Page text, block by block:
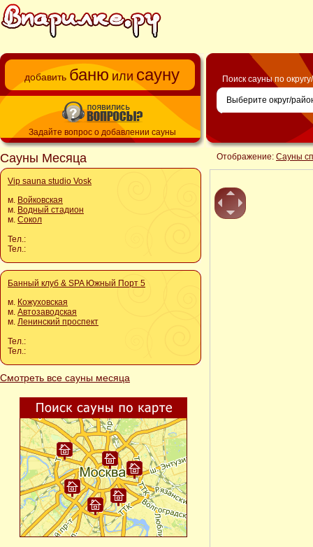
добавить баню или сауну
Задайте вопрос о добавлении сауны
Сауны Месяца
Vip sauna studio Vosk
м. Войковская
м. Водный стадион
м. Сокол
Тел.:
Тел.:
Банный клуб & SPA Южный Порт 5
м. Кожуховская
м. Автозаводская
м. Ленинский проспект
Тел.:
Тел.:
Смотреть все сауны месяца
Поиск сауны по
Отображение: Сауны